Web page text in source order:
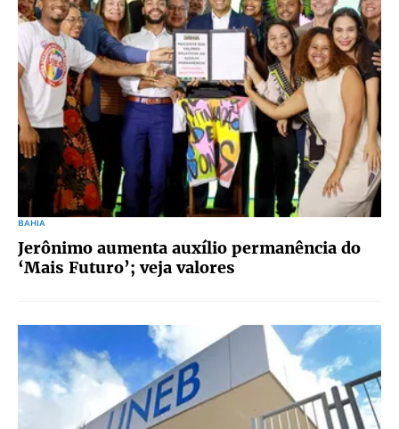
BAHIA
Jerônimo aumenta auxílio permanência do
‘Mais Futuro’; veja valores